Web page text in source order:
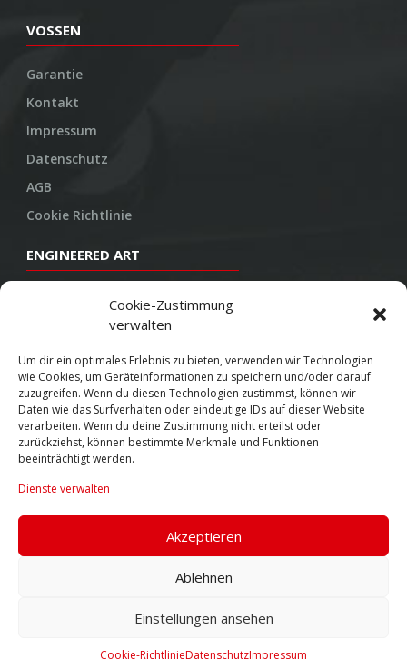
Cookie-Zustimmung
verwalten
Um dir ein optimales Erlebnis zu bieten, verwenden wir Technologien
wie Cookies, um Geräteinformationen zu speichern und/oder darauf
zuzugreifen. Wenn du diesen Technologien zustimmst, können wir
Daten wie das Surfverhalten oder eindeutige IDs auf dieser Website
verarbeiten. Wenn du deine Zustimmung nicht erteilst oder
zurückziehst, können bestimmte Merkmale und Funktionen
beeinträchtigt werden.
Dienste verwalten
Akzeptieren
Ablehnen
Einstellungen ansehen
Cookie-RichtlinieDatenschutzImpressum
VOSSEN
Garantie
Kontakt
Impressum
Datenschutz
AGB
Cookie Richtlinie
ENGINEERED ART
Konstruktion
Herstellung
Endbearbeitung
SOCIAL
Youtube
Twitter
© 2026 VOSSEN WHEELS